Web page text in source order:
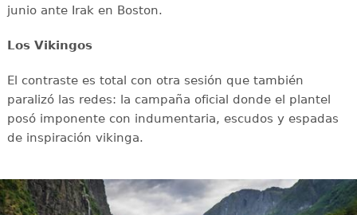
junio ante Irak en Boston.
Los Vikingos
El contraste es total con otra sesión que también
paralizó las redes: la campaña oficial donde el plantel
posó imponente con indumentaria, escudos y espadas
de inspiración vikinga.